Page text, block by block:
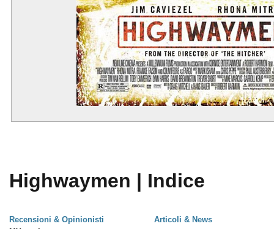
Highwaymen | Indice
Recensioni & Opinionisti
Articoli & News